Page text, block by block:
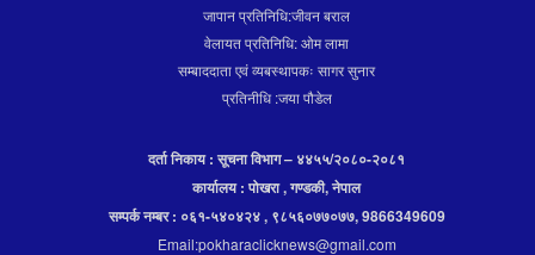
जापान प्रतिनिधि:जीवन बराल
वेलायत प्रतिनिधि: ओम लामा
सम्बाददाता एवं व्यबस्थापकः सागर सुनार
प्रतिनीधि :जया पौडेल
दर्ता निकाय : सूचना विभाग – ४४५५/२०८०-२०८१
कार्यालय : पोखरा , गण्डकी, नेपाल
सम्पर्क नम्बर : ०६१-५४०४२४ , ९८५६०७७०७७, 9866349609
Email:pokharaclicknews@gmail.com